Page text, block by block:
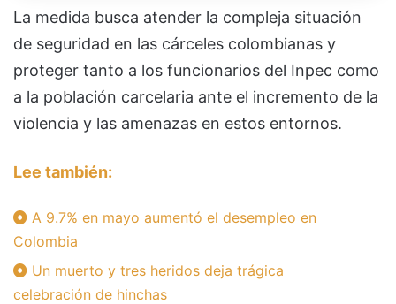
La medida busca atender la compleja situación
de seguridad en las cárceles colombianas y
proteger tanto a los funcionarios del Inpec como
a la población carcelaria ante el incremento de la
violencia y las amenazas en estos entornos.
Lee también:
A 9.7% en mayo aumentó el desempleo en
Colombia
Un muerto y tres heridos deja trágica
celebración de hinchas